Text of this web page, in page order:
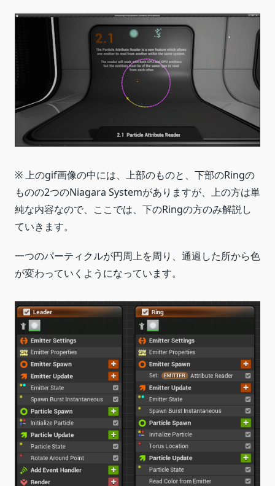
※ 上のgif画像の中には、上部のものと、下部のRingの
ものの2つのNiagara Systemがありますが、上の方は単
純な内容なので、ここでは、下のRingの方のみ解説し
ていきます。
一つのパーティクルが円周上を周り、通過した所から色
が変わっていくようになっています。